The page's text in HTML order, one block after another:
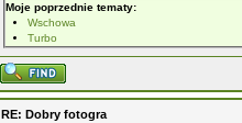
Moje poprzednie tematy:
Wschowa
Turbo
RE: Dobry fotogra